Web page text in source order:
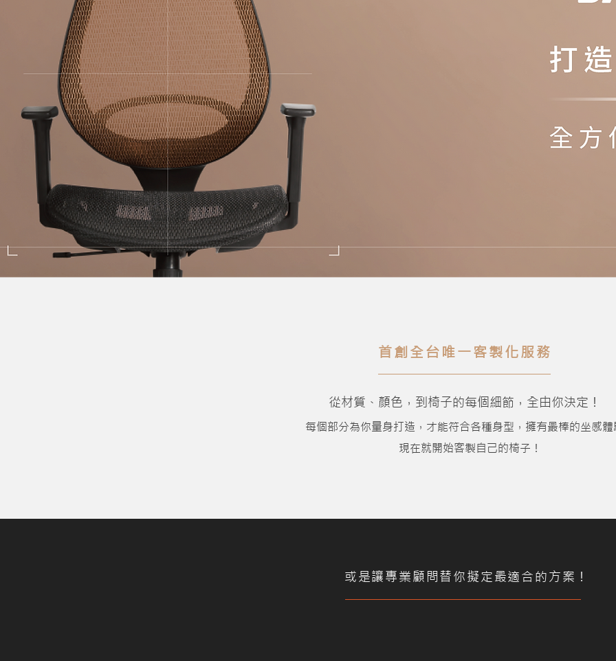
首創全台唯一客製化服務
從材質、顏色，到椅子的每個細節，全由你決定！
每個部分為你量身打造，才能符合各種身型，擁有最棒的坐感體
現在就開始客製自己的椅子！
​或是讓專業顧問替你擬定最適合的方案！